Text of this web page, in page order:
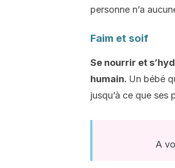
personne n’a
Faim et soif
Se nourrir et
humain. Un bébé
jusqu’à ce que ses
A